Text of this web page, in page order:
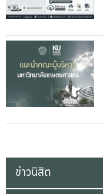
ข่าวนิสิต